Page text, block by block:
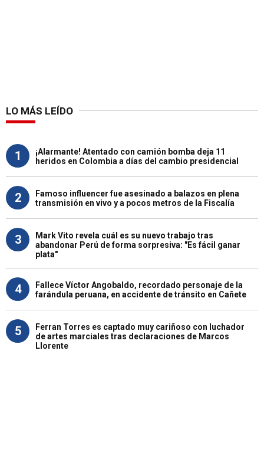
LO MÁS LEÍDO
1
¡Alarmante! Atentado con camión bomba deja 11
heridos en Colombia a días del cambio presidencial
2
Famoso influencer fue asesinado a balazos en plena
transmisión en vivo y a pocos metros de la Fiscalía
3
Mark Vito revela cuál es su nuevo trabajo tras
abandonar Perú de forma sorpresiva: "Es fácil ganar
plata"
4
Fallece Víctor Angobaldo, recordado personaje de la
farándula peruana, en accidente de tránsito en Cañete
5
Ferran Torres es captado muy cariñoso con luchador
de artes marciales tras declaraciones de Marcos
Llorente